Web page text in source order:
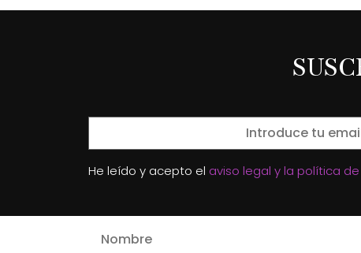
He leído y acepto el aviso legal y la política